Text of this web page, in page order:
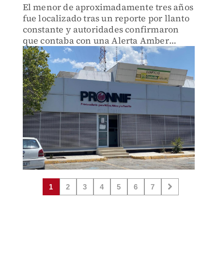
El menor de aproximadamente tres años
fue localizado tras un reporte por llanto
constante y autoridades confirmaron
que contaba con una Alerta Amber
activa.
1 2 3 4 5 6 7